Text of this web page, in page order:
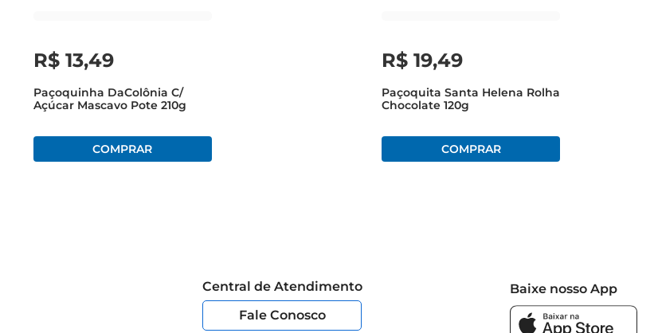
R$ 13,49
Paçoquinha DaColônia C/
Açúcar Mascavo Pote 210g
R$ 19,49
Paçoquita Santa Helena Rolha
Chocolate 120g
Central de Atendimento
Fale Conosco
Baixe nosso App